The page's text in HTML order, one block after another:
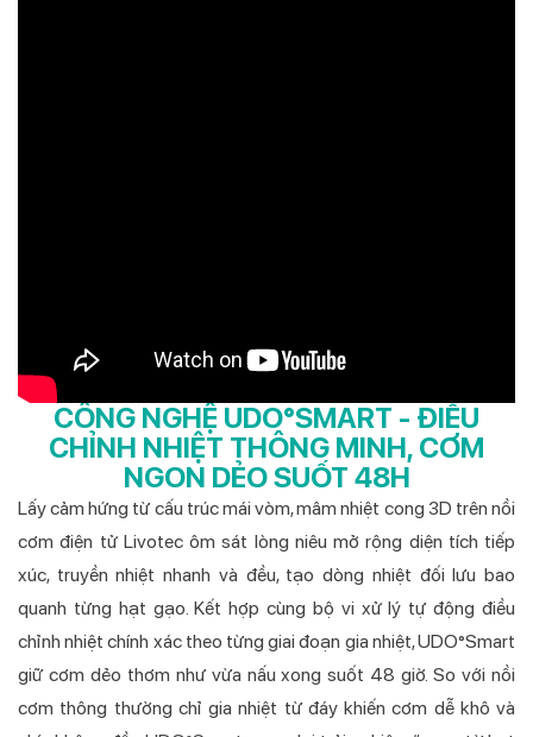
CÔNG NGHỆ UDO°SMART - ĐIỀU
CHỈNH NHIỆT THÔNG MINH, CƠM
NGON DẺO SUỐT 48H
Lấy cảm hứng từ cấu trúc mái vòm, mâm nhiệt cong 3D trên nồi
cơm điện tử Livotec ôm sát lòng niêu mở rộng diện tích tiếp
xúc, truyền nhiệt nhanh và đều, tạo dòng nhiệt đối lưu bao
quanh từng hạt gạo. Kết hợp cùng bộ vi xử lý tự động điều
chỉnh nhiệt chính xác theo từng giai đoạn gia nhiệt, UDO°Smart
giữ cơm dẻo thơm như vừa nấu xong suốt 48 giờ. So với nồi
cơm thông thường chỉ gia nhiệt từ đáy khiến cơm dễ khô và